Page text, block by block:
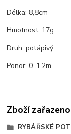
Délka: 8,8cm
Hmotnost: 17g
Druh: potápivý
Ponor: 0-1,2m
Zboží
RYBÁŘSKÉ